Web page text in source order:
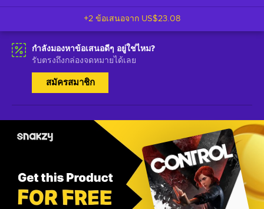
+2 ข้อเสนอจาก US$23.08
กำลังมองหาข้อเสนอดีๆ อยู่ใช่ไหม?
รับตรงถึงกล่องจดหมายได้เลย
สมัครสมาชิก